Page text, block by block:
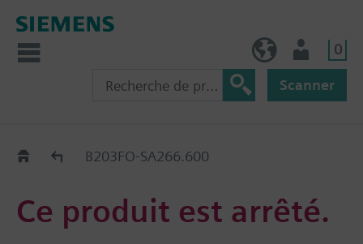
0
Scanner
Old2NewB203FO-SA266.600
Ce produit est arrêté.